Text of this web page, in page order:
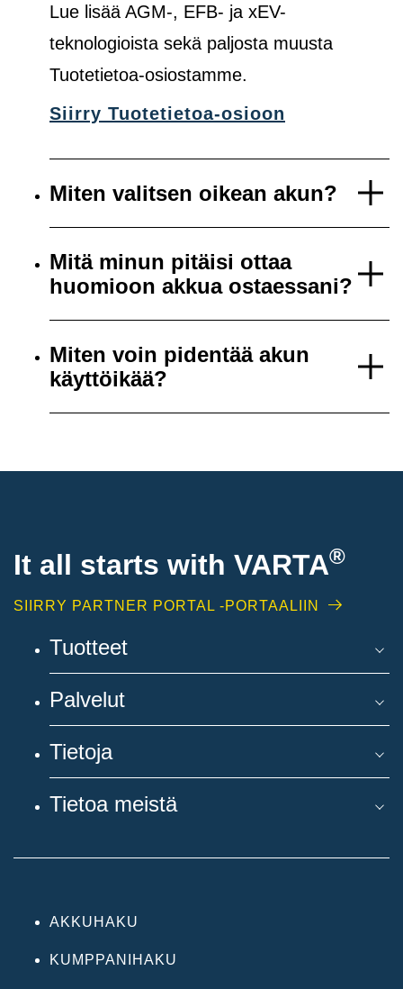
Lue lisää AGM-, EFB- ja xEV-
teknologioista sekä paljosta muusta
Tuotetietoa-osiostamme.
Siirry Tuotetietoa-osioon
Miten valitsen oikean akun?
Mitä minun pitäisi ottaa
huomioon akkua ostaessani?
Miten voin pidentää akun
käyttöikää?
It all starts with VARTA®
SIIRRY PARTNER PORTAL -PORTAALIIN
Tuotteet
Palvelut
Tietoja
Tietoa meistä
AKKUHAKU
KUMPPANIHAKU